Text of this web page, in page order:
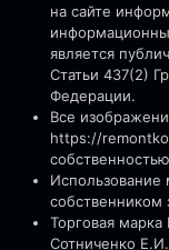
на сайте
является
Статьи 437(2)
Федерации.
Все
https://
Использование
собственником
Торговая
Сотниченко Е.И.